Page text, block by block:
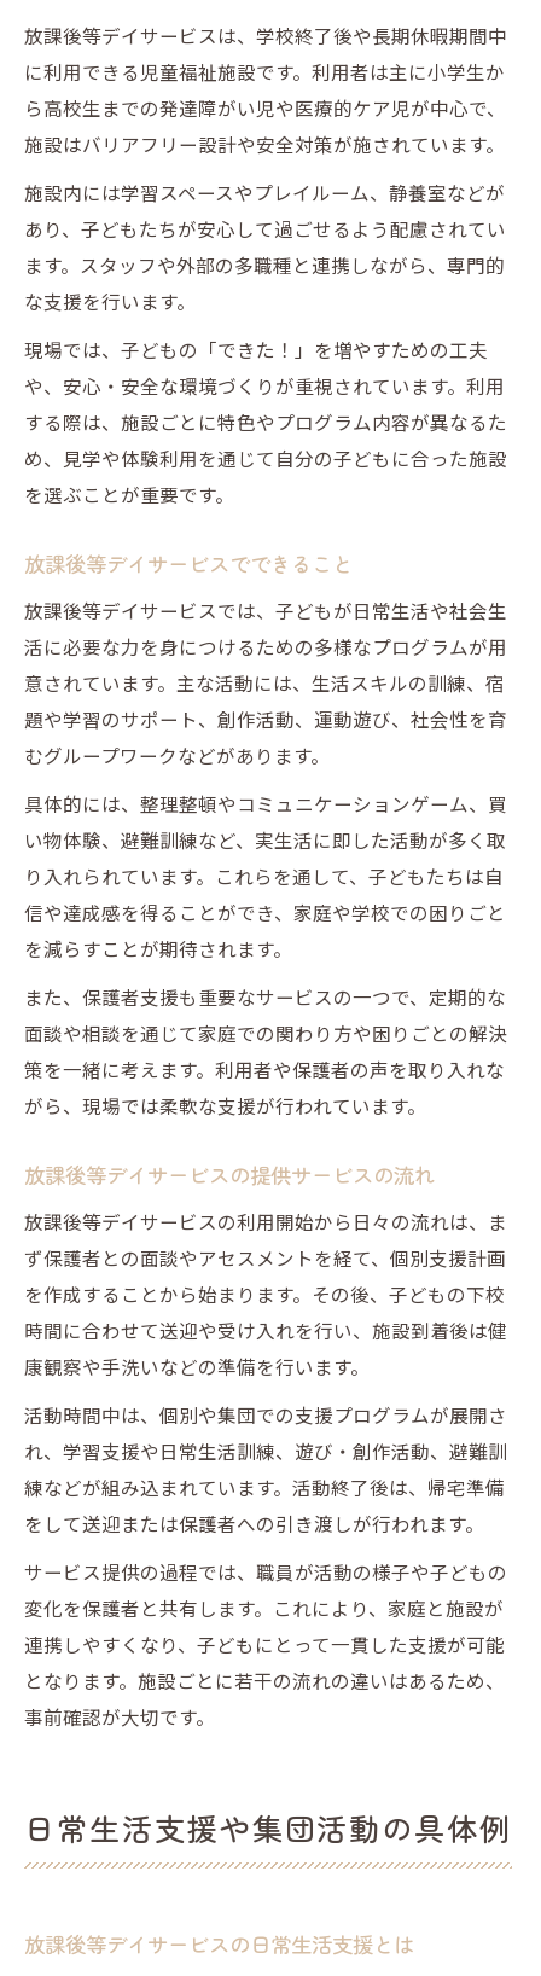
放課後等デイサービスは、学校終了後や長期休暇期間中
に利用できる児童福祉施設です。利用者は主に小学生か
ら高校生までの発達障がい児や医療的ケア児が中心で、
施設はバリアフリー設計や安全対策が施されています。
施設内には学習スペースやプレイルーム、静養室などが
あり、子どもたちが安心して過ごせるよう配慮されてい
ます。スタッフや外部の多職種と連携しながら、専門的
な支援を行います。
現場では、子どもの「できた！」を増やすための工夫
や、安心・安全な環境づくりが重視されています。利用
する際は、施設ごとに特色やプログラム内容が異なるた
め、見学や体験利用を通じて自分の子どもに合った施設
を選ぶことが重要です。
放課後等デイサービスでできること
放課後等デイサービスでは、子どもが日常生活や社会生
活に必要な力を身につけるための多様なプログラムが用
意されています。主な活動には、生活スキルの訓練、宿
題や学習のサポート、創作活動、運動遊び、社会性を育
むグループワークなどがあります。
具体的には、整理整頓やコミュニケーションゲーム、買
い物体験、避難訓練など、実生活に即した活動が多く取
り入れられています。これらを通して、子どもたちは自
信や達成感を得ることができ、家庭や学校での困りごと
を減らすことが期待されます。
また、保護者支援も重要なサービスの一つで、定期的な
面談や相談を通じて家庭での関わり方や困りごとの解決
策を一緒に考えます。利用者や保護者の声を取り入れな
がら、現場では柔軟な支援が行われています。
放課後等デイサービスの提供サービスの流れ
放課後等デイサービスの利用開始から日々の流れは、ま
ず保護者との面談やアセスメントを経て、個別支援計画
を作成することから始まります。その後、子どもの下校
時間に合わせて送迎や受け入れを行い、施設到着後は健
康観察や手洗いなどの準備を行います。
活動時間中は、個別や集団での支援プログラムが展開さ
れ、学習支援や日常生活訓練、遊び・創作活動、避難訓
練などが組み込まれています。活動終了後は、帰宅準備
をして送迎または保護者への引き渡しが行われます。
サービス提供の過程では、職員が活動の様子や子どもの
変化を保護者と共有します。これにより、家庭と施設が
連携しやすくなり、子どもにとって一貫した支援が可能
となります。施設ごとに若干の流れの違いはあるため、
事前確認が大切です。
日常生活支援や集団活動の具体例
放課後等デイサービスの日常生活支援とは